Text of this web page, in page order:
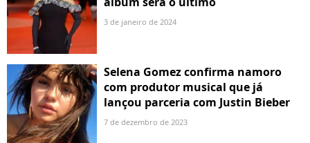
3 de janeiro de 2024
Selena Gomez confirma namoro
com produtor musical que já
lançou parceria com Justin Bieber
7 de dezembro de 2023